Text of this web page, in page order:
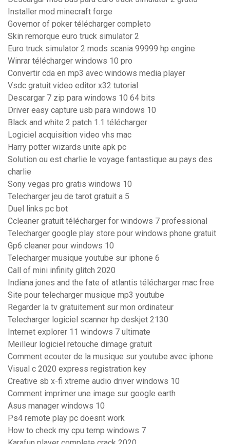
Installer mod minecraft forge
Governor of poker télécharger completo
Skin remorque euro truck simulator 2
Euro truck simulator 2 mods scania 99999 hp engine
Winrar télécharger windows 10 pro
Convertir cda en mp3 avec windows media player
Vsdc gratuit video editor x32 tutorial
Descargar 7 zip para windows 10 64 bits
Driver easy capture usb para windows 10
Black and white 2 patch 1.1 télécharger
Logiciel acquisition video vhs mac
Harry potter wizards unite apk pc
Solution ou est charlie le voyage fantastique au pays des
charlie
Sony vegas pro gratis windows 10
Telecharger jeu de tarot gratuit a 5
Duel links pc bot
Ccleaner gratuit télécharger for windows 7 professional
Telecharger google play store pour windows phone gratuit
Gp6 cleaner pour windows 10
Telecharger musique youtube sur iphone 6
Call of mini infinity glitch 2020
Indiana jones and the fate of atlantis télécharger mac free
Site pour telecharger musique mp3 youtube
Regarder la tv gratuitement sur mon ordinateur
Telecharger logiciel scanner hp deskjet 2130
Internet explorer 11 windows 7 ultimate
Meilleur logiciel retouche dimage gratuit
Comment ecouter de la musique sur youtube avec iphone
Visual c 2020 express registration key
Creative sb x-fi xtreme audio driver windows 10
Comment imprimer une image sur google earth
Asus manager windows 10
Ps4 remote play pc doesnt work
How to check my cpu temp windows 7